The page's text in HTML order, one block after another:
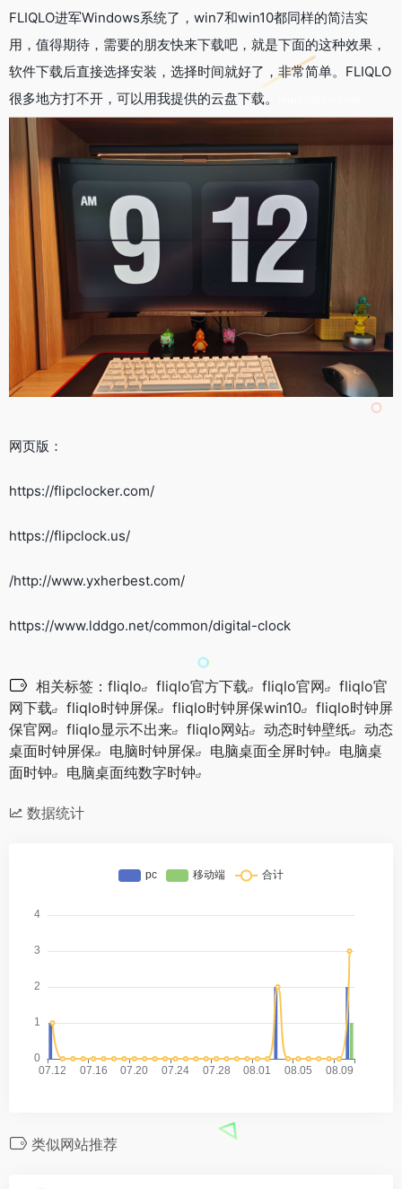
FLIQLO进军Windows系统了，win7和win10都同样的简洁实
用，值得期待，需要的朋友快来下载吧，就是下面的这种效果，
软件下载后直接选择安装，选择时间就好了，非常简单。FLIQLO
很多地方打不开，可以用我提供的云盘下载。
网页版：
https://flipclocker.com/
https://flipclock.us/
/http://www.yxherbest.com/
https://www.lddgo.net/common/digital-clock
相关标签： fliqlo fliqlo官方下载 fliqlo官网
fliqlo官
网下载
fliqlo时钟屏保 fliqlo时钟屏保win10
fliqlo时钟屏
保官网
fliqlo显示不出来 fliqlo网站 动态时钟壁纸
动态
桌面时钟屏保
电脑时钟屏保 电脑桌面全屏时钟
电脑桌
面时钟
电脑桌面纯数字时钟
数据统计
类似网站推荐